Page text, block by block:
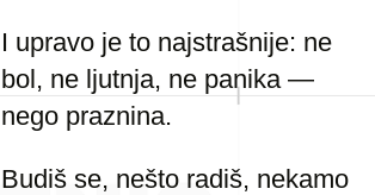
I upravo je to najstrašnije: ne
bol, ne ljutnja, ne panika —
nego praznina.
Budiš se, nešto radiš, nekamo